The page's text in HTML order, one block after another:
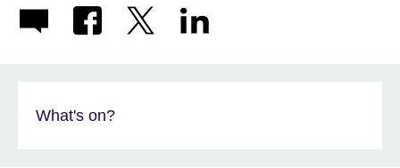
What's on?